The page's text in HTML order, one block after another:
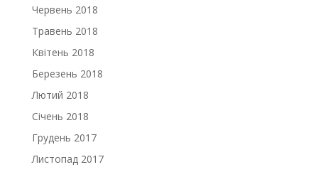
Червень 2018
Травень 2018
Квітень 2018
Березень 2018
Лютий 2018
Січень 2018
Грудень 2017
Листопад 2017